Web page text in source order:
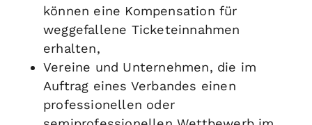
können eine Kompensation für
weggefallene Ticketeinnahmen
erhalten,
Vereine und Unternehmen, die im
Auftrag eines Verbandes einen
professionellen oder